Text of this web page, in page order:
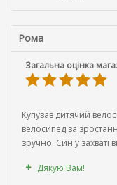
Рома
Загальна оцінка
Купував дитячий
велосипед за
зручно. Син у захваті
Дякую Вам!